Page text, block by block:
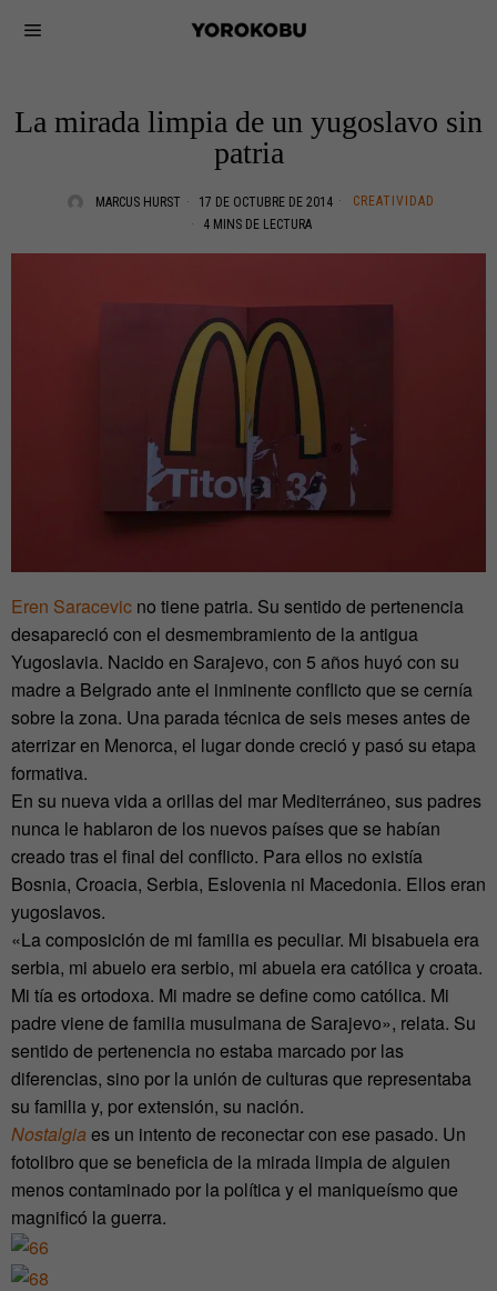
La mirada limpia de un yugoslavo sin
patria
MARCUS HURST 17 DE OCTUBRE DE 2014
CREATIVIDAD
4 MINS DE LECTURA
Eren Saracevic no tiene patria. Su sentido de pertenencia
desapareció con el desmembramiento de la antigua
Yugoslavia. Nacido en Sarajevo, con 5 años huyó con su
madre a Belgrado ante el inminente conflicto que se cernía
sobre la zona. Una parada técnica de seis meses antes de
aterrizar en Menorca, el lugar donde creció y pasó su etapa
formativa.
En su nueva vida a orillas del mar Mediterráneo, sus padres
nunca le hablaron de los nuevos países que se habían
creado tras el final del conflicto. Para ellos no existía
Bosnia, Croacia, Serbia, Eslovenia ni Macedonia. Ellos eran
yugoslavos.
«La composición de mi familia es peculiar. Mi bisabuela era
serbia, mi abuelo era serbio, mi abuela era católica y croata.
Mi tía es ortodoxa. Mi madre se define como católica. Mi
padre viene de familia musulmana de Sarajevo», relata. Su
sentido de pertenencia no estaba marcado por las
diferencias, sino por la unión de culturas que representaba
su familia y, por extensión, su nación.
Nostalgia es un intento de reconectar con ese pasado. Un
fotolibro que se beneficia de la mirada limpia de alguien
menos contaminado por la política y el maniqueísmo que
magnificó la guerra.